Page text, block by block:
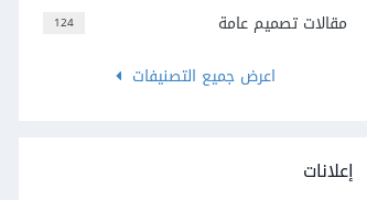
124
مقالات تصميم عامة
اعرض جميع التصنيفات
إعلانات